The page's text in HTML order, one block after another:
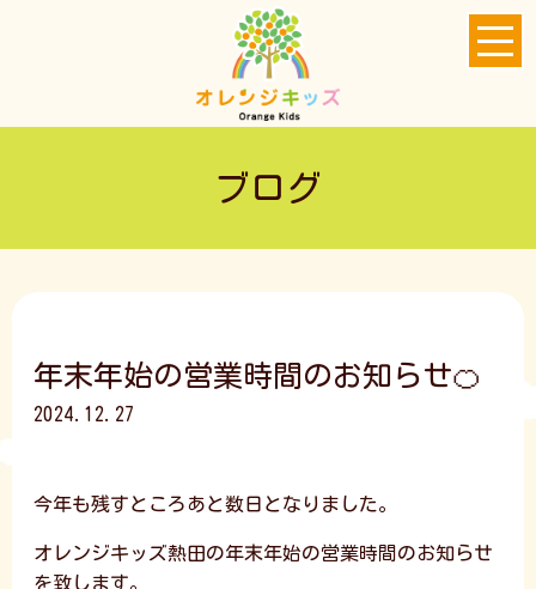
ブログ
年末年始の営業時間のお知らせ🍊
2024.12.27
今年も残すところあと数日となりました。
オレンジキッズ熱田の年末年始の営業時間のお知らせ
を致します。